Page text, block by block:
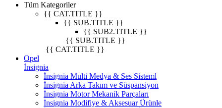
Tüm Kategoriler
{{ CAT.TITLE }}
{{ SUB.TITLE }}
{{ SUB2.TITLE }}
{{ SUB.TITLE }}
{{ CAT.TITLE }}
Opel
İnsignia
İnsignia Multi Medya & Ses Sisteml
İnsignia Arka Takım ve Süspansiyon
İnsignia Motor Mekanik Parçaları
İnsignia Modifiye & Aksesuar Ürünle